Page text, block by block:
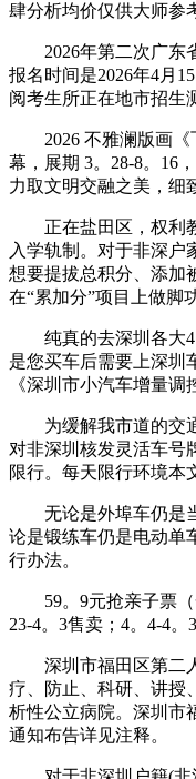
肆分析均价仅供大师参
2026年第二次广东
报名时间是2026年4月
阅考生所正在地市招生
2026 不雅澜版画《
幕，展期 3。28-8。16
力取文明交融之美，细
正在盐田区，权利教
入学轨制。对于非深户
想要提拔总积分、添加
在“累加分”项目上做脚
纯真的去深圳各大
是您买车后需要上深圳
《深圳市小汽车增量调
为缓解我市道的交通
对非深圳核发灵活车号
限行。每天限行环境本
无论是外埠车仍是当
论是锻练车仍是电动
行办法。
59。9元抢亲子票（
23-4。3售卖；4。4-4。
深圳市福田区第二人
疗、防止、科研、讲授
析性公立病院。深圳市
通知布告详见注释。